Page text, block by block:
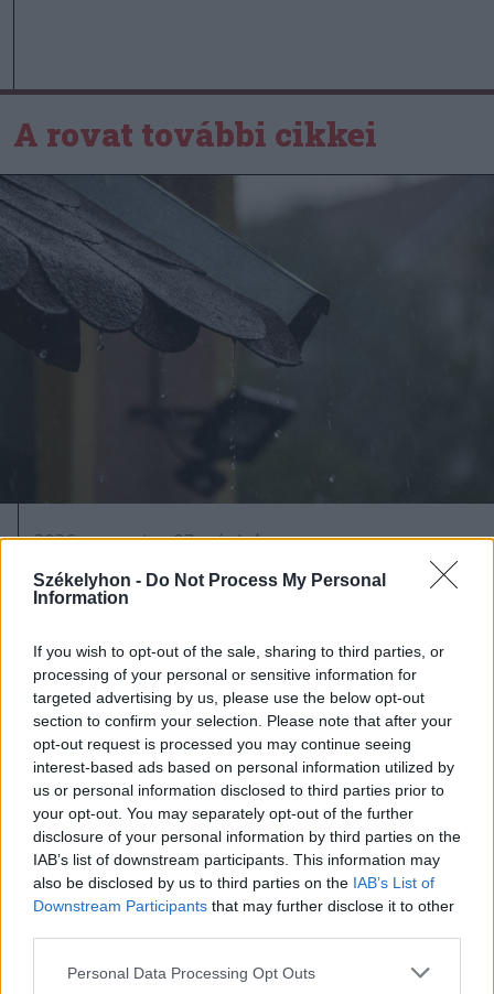
Székelyhon - Do Not Process My Personal
Information
If you wish to opt-out of the sale, sharing to third parties, or
processing of your personal or sensitive information for
targeted advertising by us, please use the below opt-out
section to confirm your selection. Please note that after your
opt-out request is processed you may continue seeing
interest-based ads based on personal information utilized by
us or personal information disclosed to third parties prior to
your opt-out. You may separately opt-out of the further
disclosure of your personal information by third parties on the
IAB’s list of downstream participants. This information may
also be disclosed by us to third parties on the IAB’s List of
Downstream Participants that may further disclose it to other
Personal Data Processing Opt Outs
A rovat további cikkei
2026. augusztus 07., péntek
Viharok hozhatnak felfrissülést a
székelyföldi megyékben